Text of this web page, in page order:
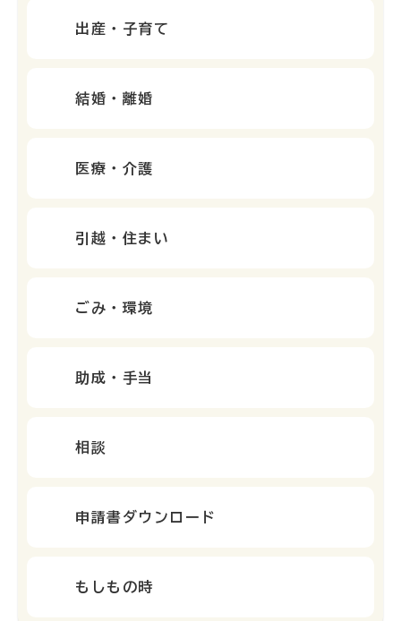
出産・子育て
結婚・離婚
医療・介護
引越・住まい
ごみ・環境
助成・手当
相談
申請書ダウンロード
もしもの時